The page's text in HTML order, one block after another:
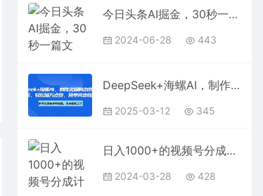
今日头条AI掘金，30秒一篇文章，无脑操作，日入2000+
2024-06-28 443
DeepSeek+海螺AI，制作火爆的治愈养生音乐视频，轻松破万点赞，简单两步就搞定
2025-03-12 345
日入1000+的视频号分成计划，小白可做，AI动漫100%原创
2024-03-28 428